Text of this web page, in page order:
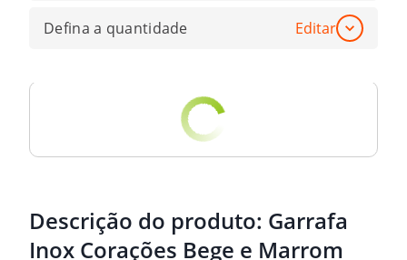
Defina a quantidade Editar
Descrição do produto: Garrafa
Inox Corações Bege e Marrom